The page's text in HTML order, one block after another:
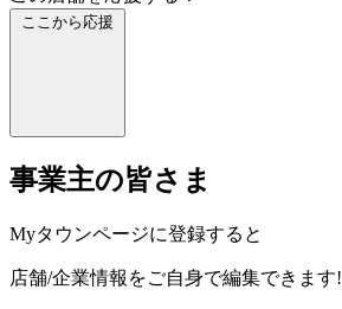
ここから応援
事業主の皆さま
Myタウンページに登録すると
店舗/企業情報をご自身で編集できます!